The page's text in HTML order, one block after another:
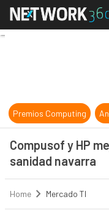
Premios Computing
Compusof y HP
sanidad navarra
Home Mercado TI